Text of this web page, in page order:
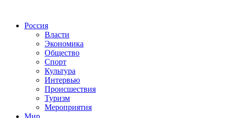
Россия
Власти
Экономика
Общество
Спорт
Культура
Интервью
Происшествия
Туризм
Мероприятия
Мир